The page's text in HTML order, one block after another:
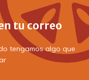
tu correo
tengamos algo que